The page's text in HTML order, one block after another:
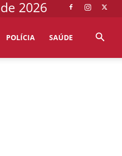
2026
POLÍCIA SAÚDE